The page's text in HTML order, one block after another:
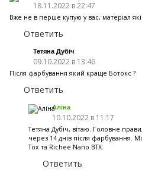
18.11.2022 в 22:47
Вже не в перше купую у вас, матерiал
Ответить
Тетяна Дубіч
09.10.2022 в 13:46
Після фарбування який краще Ботокс ?
Ответить
Аліна
10.10.2022 в 11:17
Тетяна Дубіч, вітаю. Головне
через 14 днів після фарбування.
Tox та Richee Nano BTX.
Ответить